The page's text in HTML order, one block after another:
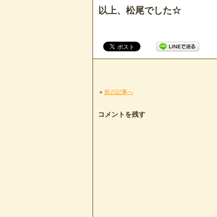
以上、松尾でした☆
« 前の記事へ
コメントを残す